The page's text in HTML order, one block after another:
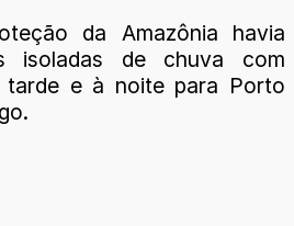
da Amazônia havia
isoladas de chuva com
e à noite para Porto